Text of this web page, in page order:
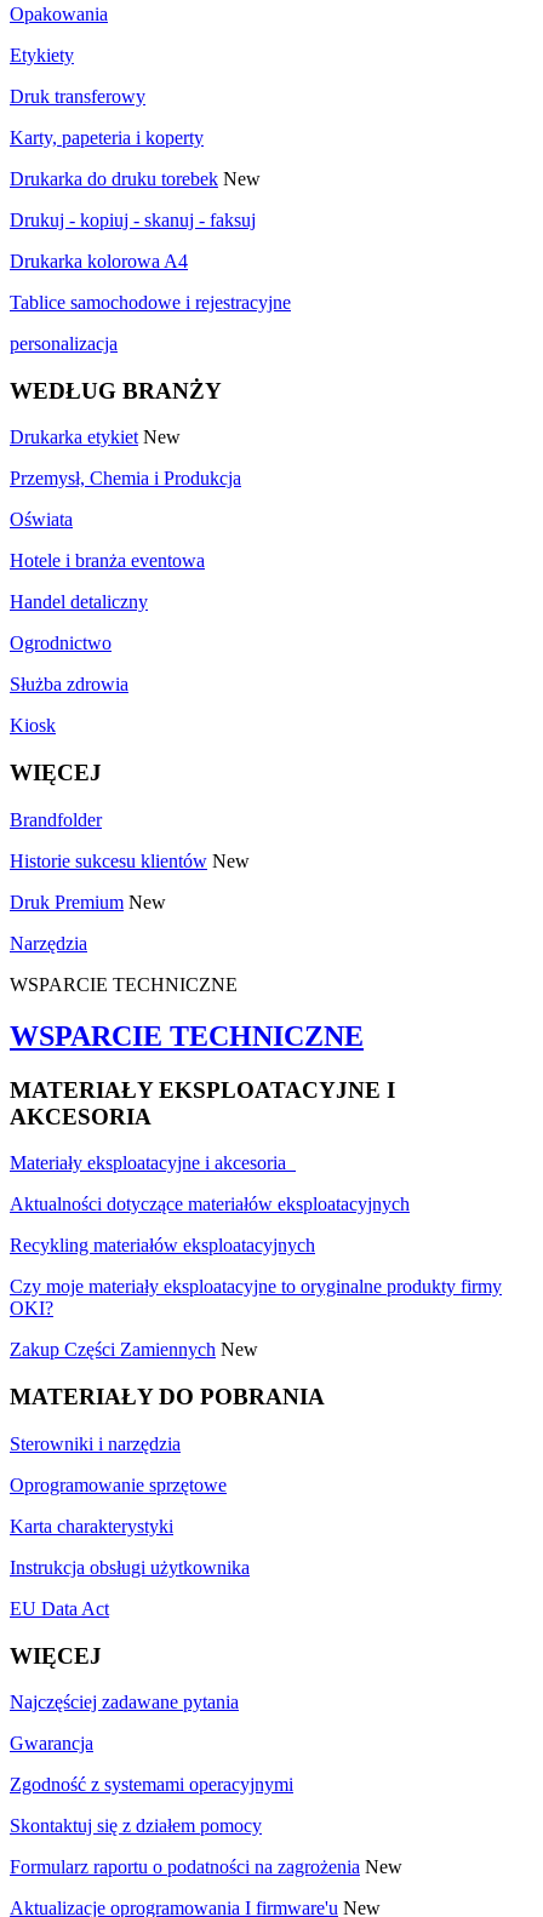
Opakowania
Etykiety
Druk transferowy
Karty, papeteria i koperty
Drukarka do druku torebek New
Drukuj - kopiuj - skanuj - faksuj
Drukarka kolorowa A4
Tablice samochodowe i rejestracyjne
personalizacja
WEDŁUG BRANŻY
Drukarka etykiet New
Przemysł, Chemia i Produkcja
Oświata
Hotele i branża eventowa
Handel detaliczny
Ogrodnictwo
Służba zdrowia
Kiosk
WIĘCEJ
Brandfolder
Historie sukcesu klientów New
Druk Premium New
Narzędzia
WSPARCIE TECHNICZNE
WSPARCIE TECHNICZNE
MATERIAŁY EKSPLOATACYJNE I
AKCESORIA
Materiały eksploatacyjne i akcesoria
Aktualności dotyczące materiałów eksploatacyjnych
Recykling materiałów eksploatacyjnych
Czy moje materiały eksploatacyjne to oryginalne produkty firmy
OKI?
Zakup Części Zamiennych New
MATERIAŁY DO POBRANIA
Sterowniki i narzędzia
Oprogramowanie sprzętowe
Karta charakterystyki
Instrukcja obsługi użytkownika
EU Data Act
WIĘCEJ
Najczęściej zadawane pytania
Gwarancja
Zgodność z systemami operacyjnymi
Skontaktuj się z działem pomocy
Formularz raportu o podatności na zagrożenia New
Aktualizacje oprogramowania I firmware'u New